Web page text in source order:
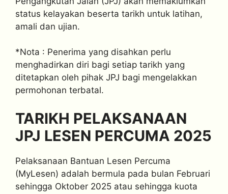
status kelayakan beserta tarikh untuk latihan,
amali dan ujian.
*Nota : Penerima yang disahkan perlu
menghadirkan diri bagi setiap tarikh yang
ditetapkan oleh pihak JPJ bagi mengelakkan
permohonan terbatal.
TARIKH PELAKSANAAN
JPJ LESEN PERCUMA 2025
Pelaksanaan Bantuan Lesen Percuma
(MyLesen) adalah bermula pada bulan Februari
sehingga Oktober 2025 atau sehingga kuota